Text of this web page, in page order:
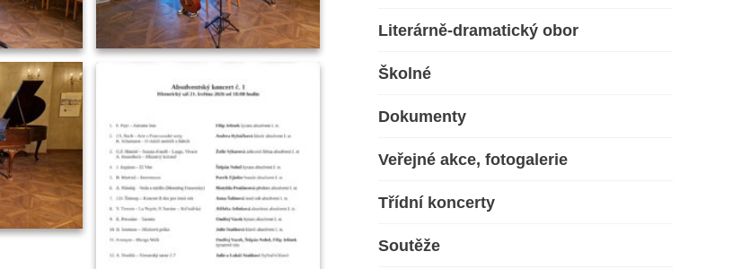
Literárně-dramatický obor
Školné
Dokumenty
Veřejné akce, fotogalerie
Třídní koncerty
Soutěže